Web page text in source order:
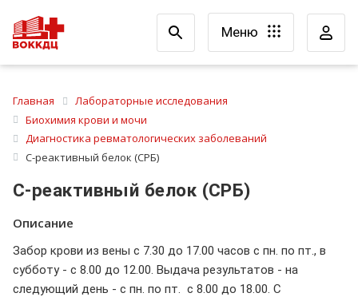
Меню
Главная
Лабораторные исследования
Биохимия крови и мочи
Диагностика ревматологических заболеваний
С-реактивный белок (СРБ)
С-реактивный белок (СРБ)
Описание
Забор крови из вены с 7.30 до 17.00 часов с пн. по пт., в
субботу - с 8.00 до 12.00. Выдача результатов - на
следующий день - с пн. по пт. с 8.00 до 18.00. С